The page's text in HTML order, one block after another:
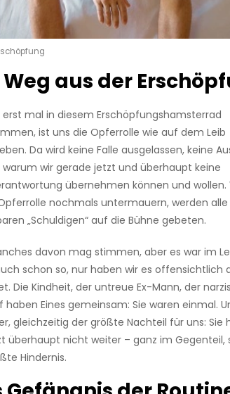
Weg aus der
erst mal in diesem Erschöpfungshamsterrad
ist uns die Opferrolle wie auf dem Leib
Da wird keine Falle ausgelassen, keine
warum wir gerade jetzt und überhaupt keine
übernehmen können und wollen.
nochmals untermauern, werden alle
„Schuldigen“ auf die Bühne gebeten.
davon mag stimmen, aber es war im
schon so, nur haben wir es offensichtlich
Die Kindheit, der untreue Ex-Mann, der
haben Eines gemeinsam: Sie waren einmal.
gleichzeitig der größte Nachteil für uns: Sie
überhaupt nicht weiter – ganz im Gegenteil,
Hindernis.